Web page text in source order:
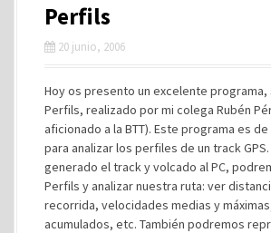
Perfils
20 junio, 2006
Hoy os presento un excelente
Perfils, realizado por mi colega Rubén
aficionado a la BTT). Este programa es
para analizar los perfiles de un track GPS.
generado el track y volcado al PC,
Perfils y analizar nuestra ruta: ver
recorrida, velocidades medias y
acumulados, etc. También podremos